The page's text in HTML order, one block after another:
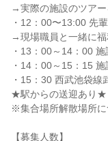
→実際の施設のツア
・12：00〜13:00 先
→現場職員と一緒に
・13：00～14：00
・14：00～15：15
・15：30 西武池袋線
★駅からの送迎あり★
※集合場所解散場所
【募集人数】